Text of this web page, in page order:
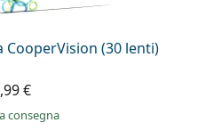
CooperVision (30 lenti)
€
consegna